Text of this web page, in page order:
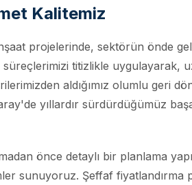
Kalitemiz
projelerinde, sektörün önde
titizlikle uygulayarak,
aldığımız olumlu geri
yıllardır sürdürdüğümüz
önce detaylı bir planlama
sunuyoruz. Şeffaf fiyatlandırma